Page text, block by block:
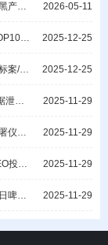
2026-05-11
式重构
2025-12-25
销售案
2025-12-25
泄密
2025-11-29
入侵
2025-11-29
勒索
2025-11-29
攻击
2025-11-29
泄露